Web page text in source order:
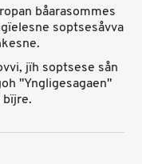
båarasommes
soptsesåvva
jïh soptsese sån
"Yngligesagaen"
bïjre.